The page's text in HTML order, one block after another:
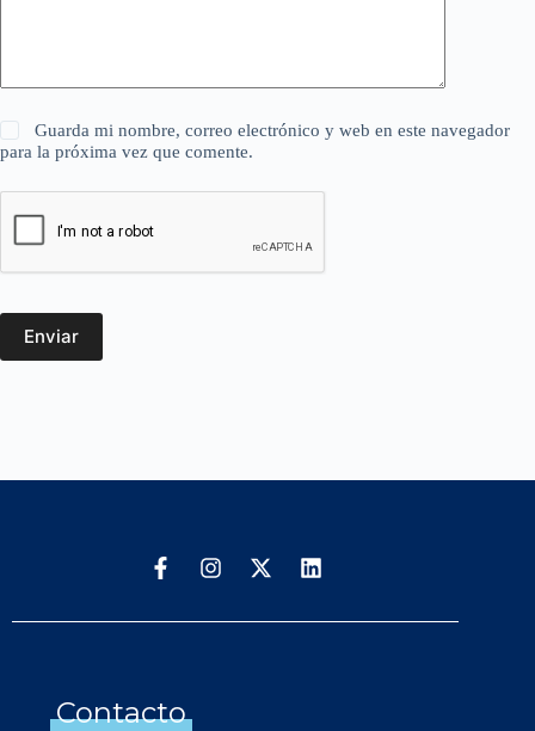
Guarda mi nombre, correo electrónico y web en este navegador
para la próxima vez que comente.
Enviar
Contacto